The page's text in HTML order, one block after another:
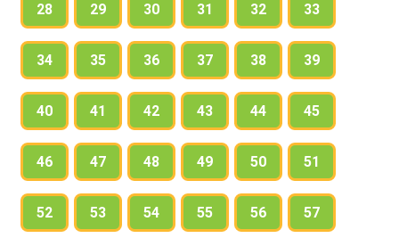
28 29 30 31 32 33
34 35 36 37 38 39
40 41 42 43 44 45
46 47 48 49 50 51
52 53 54 55 56 57